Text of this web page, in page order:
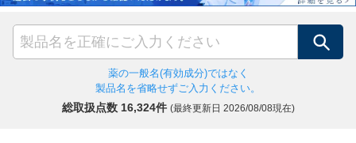
検索
薬の一般名(有効成分)ではなく
製品名を省略せずご入力ください。
総取扱点数 16,324件 (最終更新日 2026/08/08現在)